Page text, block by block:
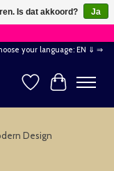
×
your language: EN ⇓ ⇒
Verlanglijst
Design
Is dat akkoord?
Ja